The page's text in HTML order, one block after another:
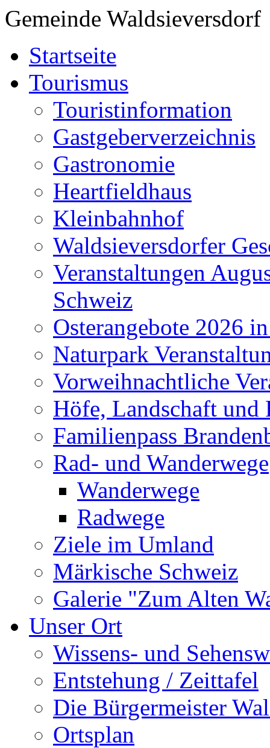
Gemeinde Waldsieversdorf
Startseite
Tourismus
Touristinformation
Gastgeberverzeichnis
Gastronomie
Heartfieldhaus
Kleinbahnhof
Waldsieversdorfer
Veranstaltungen
Schweiz
Osterangebote 2026
Naturpark
Vorweihnachtliche
Höfe, Landschaft und
Familienpass
Rad- und Wanderwege
Wanderwege
Radwege
Ziele im Umland
Märkische Schweiz
Galerie "Zum Alten
Unser Ort
Wissens- und
Entstehung / Zeittafel
Die Bürgermeister
Ortsplan